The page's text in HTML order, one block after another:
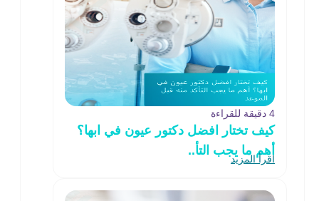
4 دقيقة للقراءة
كيف تختار افضل دكتور عيون في ابها؟
أهم ما يجب التأ..
اقرأ المزيد